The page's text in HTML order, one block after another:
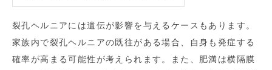
裂孔ヘルニアには遺伝が影響を与えるケースもあります。
家族内で裂孔ヘルニアの既往がある場合、自身も発症する
確率が高まる可能性が考えられます。また、肥満は横隔膜